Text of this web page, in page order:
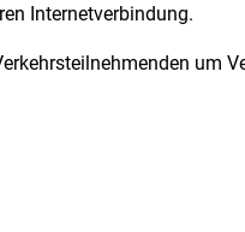
Internetverbindung.
um